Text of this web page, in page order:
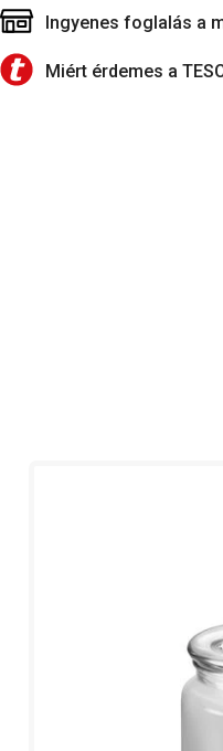
Ingyenes foglalás a
Miért érdemes a